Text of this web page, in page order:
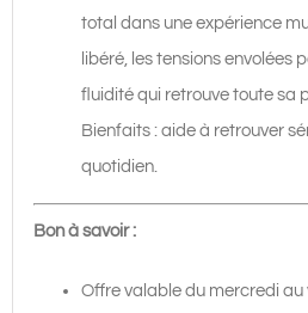
total dans une expérience
libéré, les tensions envolées
fluidité qui retrouve toute sa
Bienfaits : aide à retrouver
quotidien.
Bon à savoir :
Offre valable du mercredi au